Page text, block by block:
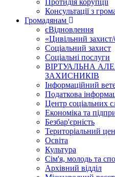
Протидія корупції
Консультації з
Громадянам
єВідновлення
«Цивільний захист/
Соціальний захист
Соціальні послуги
ВІРТУАЛЬНА
ЗАХИСНИКІВ
Інформаційний
Податкова
Центр соціальних
Економіка та
Безбар'єрність
Територіальний
Освіта
Культура
Сім'я, молодь та
Архівний відділ